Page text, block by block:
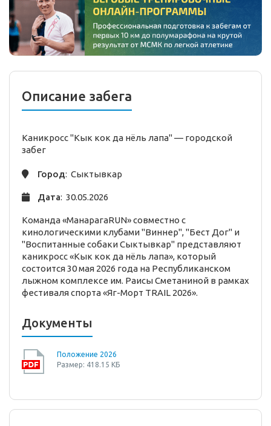
Описание забега
Каникросс "Кык кок да нёль лапа" — городской
забег
Город: Сыктывкар
Дата: 30.05.2026
Команда «МанарагаRUN» совместно с
кинологическими клубами "Виннер", "Бест Дог" и
"Воспитанные собаки Сыктывкар" представляют
каникросс «Кык кок да нёль лапа», который
состоится 30 мая 2026 года на Республиканском
лыжном комплексе им. Раисы Сметаниной в рамках
фестиваля спорта «Яг-Морт TRAIL 2026».
Документы
Положение 2026
Размер: 418.15 КБ